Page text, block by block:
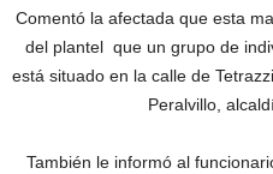
Comentó la afectada que esta
del plantel que un grupo de
está situado en la calle de
Peralvillo,
También le informó al